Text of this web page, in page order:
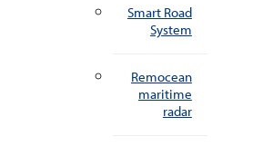
Smart Road
System
Remocean
maritime
radar